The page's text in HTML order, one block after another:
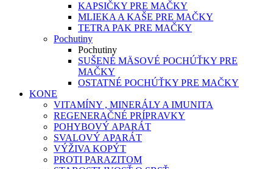
KAPSIČKY PRE MAČKY
MLIEKA A KAŠE PRE MAČKY
TETRA PAK PRE MAČKY
Pochutiny
Pochutiny
SUŠENÉ MÄSOVÉ POCHÚŤKY PRE
MAČKY
OSTATNÉ POCHÚŤKY PRE MAČKY
KONE
VITAMÍNY , MINERÁLY A IMUNITA
REGENERAČNÉ PRÍPRAVKY
POHYBOVÝ APARÁT
SVALOVÝ APARÁT
VÝŽIVA KOPÝT
PROTI PARAZITOM